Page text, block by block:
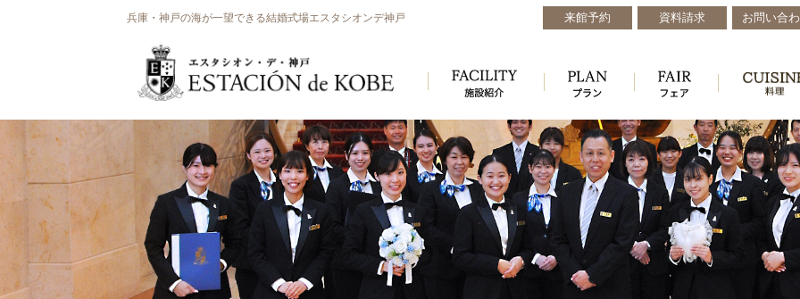
兵庫・神戸の海が一望できる結婚式場エスタシオンデ神戸 来館予約 資料請求 お問い合